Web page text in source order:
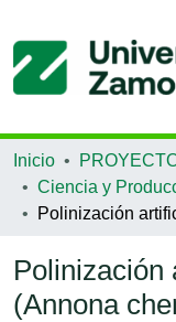
Inicio
Polinización
(Annona